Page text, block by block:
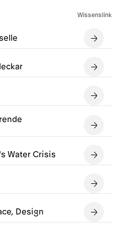
Wissenslink
Water Crisis
Design